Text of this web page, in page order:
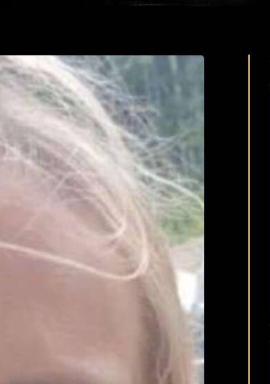
JOBBE SOM
KLARSYNT
FAQ
KONTAKT OSS